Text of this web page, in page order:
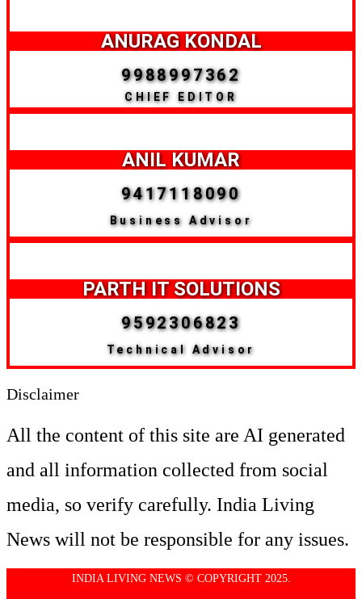
ANURAG KONDAL
9988997362
CHIEF EDITOR
ANIL KUMAR
9417118090
Business Advisor
PARTH IT SOLUTIONS
9592306823
Technical Advisor
Disclaimer
All the content of this site are AI generated
and all information collected from social
media, so verify carefully. India Living
News will not be responsible for any issues.
INDIA LIVING NEWS © COPYRIGHT 2025.